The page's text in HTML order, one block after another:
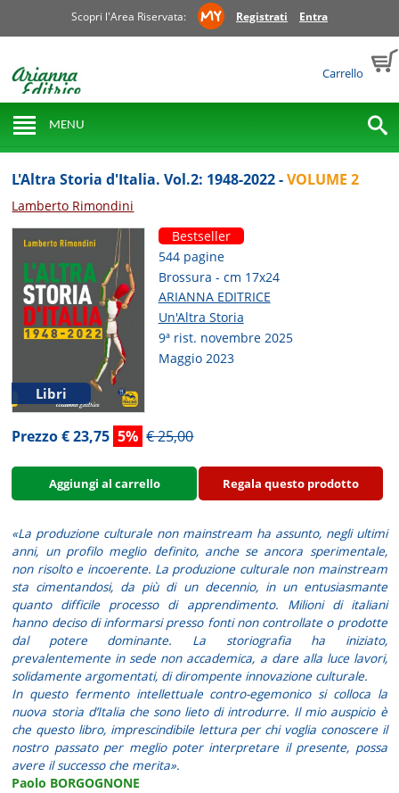
Scopri l'Area Riservata: Registrati Entra
Carrello
MENU
L'Altra Storia d'Italia. Vol.2: 1948-2022 -VOLUME 2
Lamberto Rimondini
Libri
Bestseller
544 pagine
Brossura - cm 17x24
ARIANNA EDITRICE
Un'Altra Storia
9ª rist. novembre 2025
Maggio 2023
Prezzo € 23,75 5% € 25,00
Aggiungi al carrello Regala questo prodotto
«La produzione culturale non mainstream ha assunto, negli ultimi
anni, un profilo meglio definito, anche se ancora sperimentale,
non risolto e incoerente. La produzione culturale non mainstream
sta cimentandosi, da più di un decennio, in un entusiasmante
quanto difficile processo di apprendimento. Milioni di italiani
hanno deciso di informarsi presso fonti non controllate o prodotte
dal potere dominante. La storiografia ha iniziato,
prevalentemente in sede non accademica, a dare alla luce lavori,
solidamente argomentati, di dirompente innovazione culturale.
In questo fermento intellettuale contro-egemonico si colloca la
nuova storia d’Italia che sono lieto di introdurre. Il mio auspicio è
che questo libro, imprescindibile lettura per chi voglia conoscere il
nostro passato per meglio poter interpretare il presente, possa
avere il successo che merita».
Paolo BORGOGNONE